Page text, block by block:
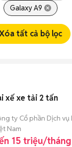
Galaxy A9
tất cả bộ lọc
xế xe tải 2 tấn
ty Cổ phần Dịch
Nam
15 triệu/tháng